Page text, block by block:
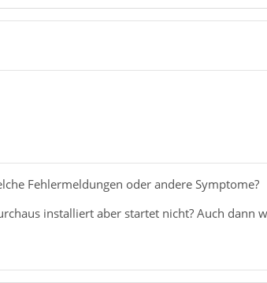
Fehlermeldungen oder andere Symptome?
installiert aber startet nicht? Auch dann